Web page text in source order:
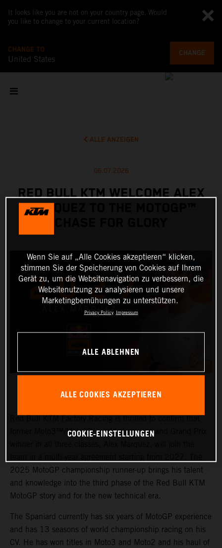
It looks like you are not on your country page. Would
you like to change to your current location?
CHANGE TO
United States
CHANGE
ALLE ANZEIGEN
06.07.2026
RED BULL KTM WELCOME ALEX
MARQUEZ TO THE MOTOGP™
Red Bull KTM Factory Racing is thrilled to confirm that
former Moto3™/Moto2™ world champion and Grand Prix
2025 MotoGP championship runner-up brings his talent
and knowledge into the third phase of the Red Bull KTM
MotoGP story and for the new technical era.
The Spaniard currently has six years of MotoGP experience
and has 13 seasons of world championship racing on his
CV. He has won titles in Moto3 and Moto2 and his haul of
Wenn Sie auf „Alle Cookies akzeptieren“ klicken,
stimmen Sie der Speicherung von Cookies auf Ihrem
Gerät zu, um die Websitenavigation zu verbessern, die
Websitenutzung zu analysieren und unsere
Marketingbemühungen zu unterstützen.
Privacy Policy Impressum
ALLE ABLEHNEN
ALLE COOKIES AKZEPTIEREN
COOKIE-EINSTELLUNGEN